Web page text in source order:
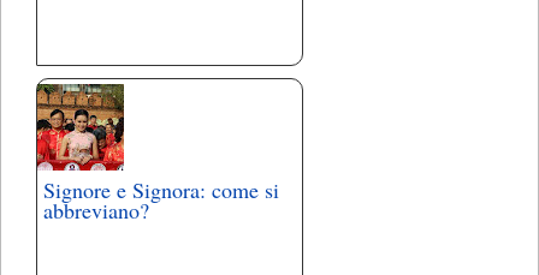
Signore e Signora: come si
abbreviano?